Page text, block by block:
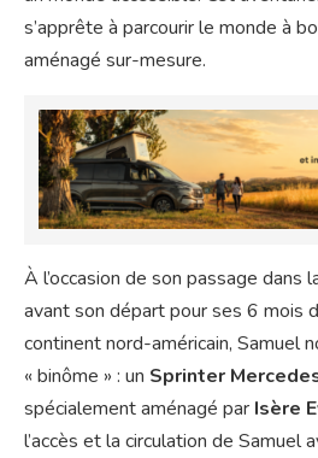
s’apprête à parcourir le monde à
aménagé sur-mesure.
À l’occasion de son passage dans
avant son départ pour ses 6 mois
continent nord-américain, Samuel
« binôme » : un Sprinter
spécialement aménagé par Isère
l’accès et la circulation de Samuel